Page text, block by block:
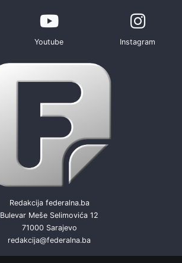
Youtube Instagram
Redakcija federalna.ba
Bulevar Meše Selimovića 12
71000 Sarajevo
redakcija@federalna.ba